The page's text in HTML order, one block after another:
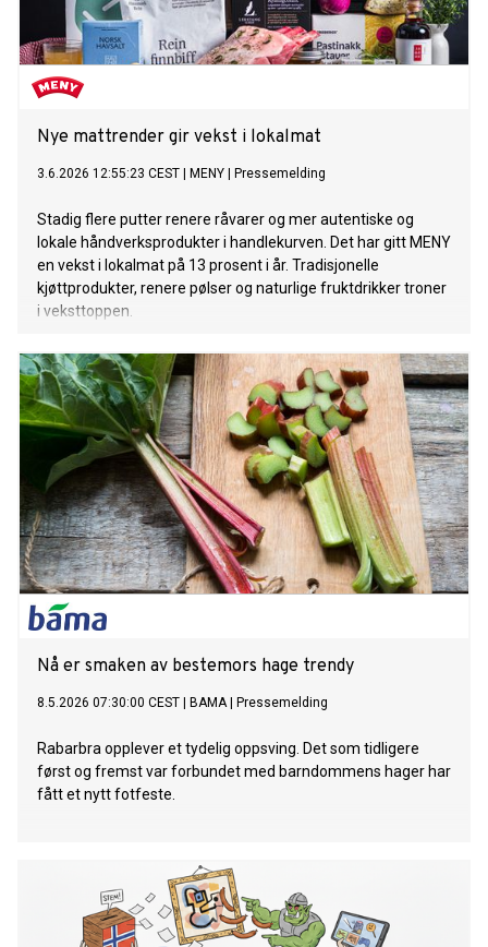
Nye mattrender gir vekst i lokalmat
3.6.2026 12:55:23 CEST MENY Pressemelding
Stadig flere putter renere råvarer og mer autentiske og
lokale håndverksprodukter i handlekurven. Det har gitt MENY
en vekst i lokalmat på 13 prosent i år. Tradisjonelle
kjøttprodukter, renere pølser og naturlige fruktdrikker troner
i veksttoppen.
Nå er smaken av bestemors hage trendy
8.5.2026 07:30:00 CEST BAMA| Pressemelding
Rabarbra opplever et tydelig oppsving. Det som tidligere
først og fremst var forbundet med barndommens hager har
fått et nytt fotfeste.